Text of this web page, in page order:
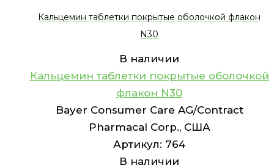
Кальцемин таблетки покрытые оболочкой флакон
N30
В наличии
Кальцемин таблетки покрытые оболочкой
флакон N30
Bayer Consumer Care AG/Contract
Pharmacal Corp., США
Артикул: 764
В наличии